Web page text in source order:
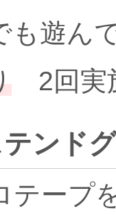
も遊ん
2回実
ンド
テープ